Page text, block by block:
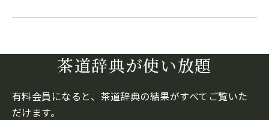
茶道辞典が使い放題
有料会員になると、茶道辞典の結果がすべてご覧いた
だけます。